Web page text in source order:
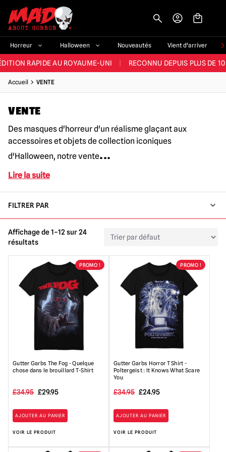
Horreur Halloween Nouveautés Vient d'arriver
ET LA MEILLEURE GAMME DU ROYAUME-UNI PLUS DE 60 000
RAPIDE AU ROYAUME-UNI RECONNU DEPUIS PLUS DE
NOUVEAUX PRODUITS DÉRIVÉS D'HORREUR CHAQUE SEMAINE
Accueil VENTE
VENTE
Des masques d'horreur d'un réalisme glaçant aux
accessoires et objets de collection iconiques
d'Halloween, notre vente...
Lire la suite
FILTRER PAR
Affichage de 1–12 sur 24
résultats
PROMO !
Gutter Garbs The Fog - Quelque
chose dans le brouillard T-Shirt
£34.95 Le
initial
était
:
£29.95Le
actuel
de
AJOUTER AU PANIER
VOIR LE PRODUIT
PROMO !
Gutter Garbs Horror T Shirt -
Poltergeist : It Knows What Scare
You
£34.95 Le
initial
était
:
£24.95Le
actuel
de
AJOUTER AU PANIER
VOIR LE PRODUIT